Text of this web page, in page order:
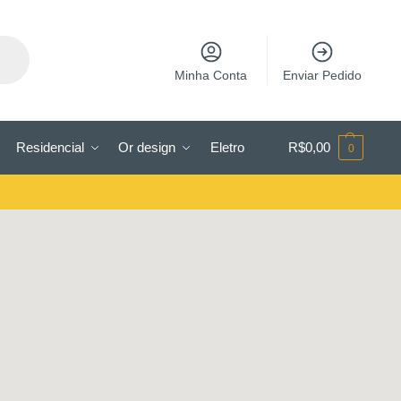
Minha Conta Enviar Pedido
Residencial Or design Eletro R$0,00 0